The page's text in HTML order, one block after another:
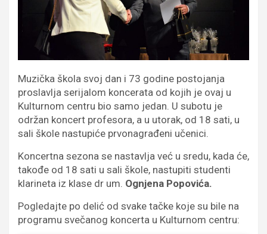
Muzička škola svoj dan i 73 godine postojanja
proslavlja serijalom koncerata od kojih je ovaj u
Kulturnom centru bio samo jedan. U subotu je
održan koncert profesora, a u utorak, od 18 sati, u
sali škole nastupiće prvonagrađeni učenici.
Koncertna sezona se nastavlja već u sredu, kada će,
takođe od 18 sati u sali škole, nastupiti studenti
klarineta iz klase dr um. Ognjena Popovića.
Pogledajte po delić od svake tačke koje su bile na
programu svečanog koncerta u Kulturnom centru: